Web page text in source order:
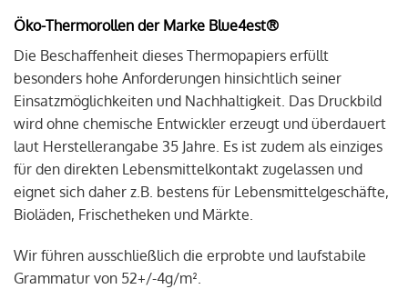
Öko-Thermorollen der Marke Blue4est®
Die Beschaffenheit dieses Thermopapiers erfüllt
besonders hohe Anforderungen hinsichtlich seiner
Einsatzmöglichkeiten und Nachhaltigkeit. Das Druckbild
wird ohne chemische Entwickler erzeugt und überdauert
laut Herstellerangabe 35 Jahre. Es ist zudem als einziges
für den direkten Lebensmittelkontakt zugelassen und
eignet sich daher z.B. bestens für Lebensmittelgeschäfte,
Bioläden, Frischetheken und Märkte.
Wir führen ausschließlich die erprobte und laufstabile
Grammatur von 52+/-4g/m².